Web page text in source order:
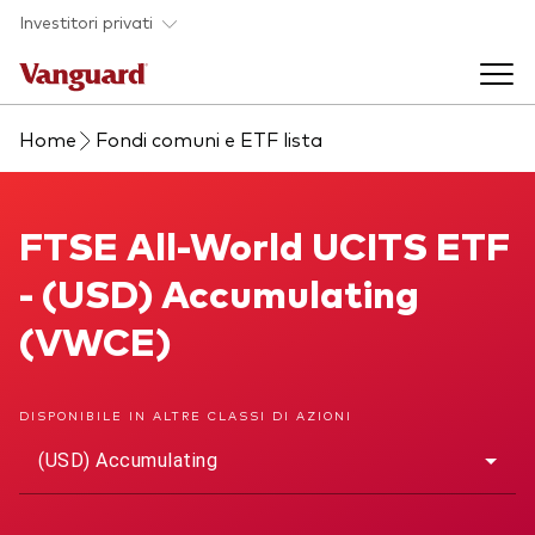
Skip to main content
Investitori privati
Prodotti di investimento
Prodotti
ETF
La società
Back to main menu
Home Fondi comuni e ETF lista
FTSE All-World UCITS ETF
FTSE All-World UCITS ETF
- (USD) Accumulating
(VWCE)
DISPONIBILE IN ALTRE CLASSI DI AZIONI
(USD) Accumulating